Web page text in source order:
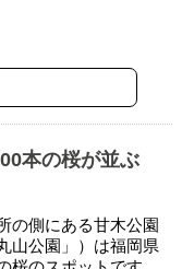
本の桜が並ぶ
の側にある甘木公園
山公園」）は福岡県